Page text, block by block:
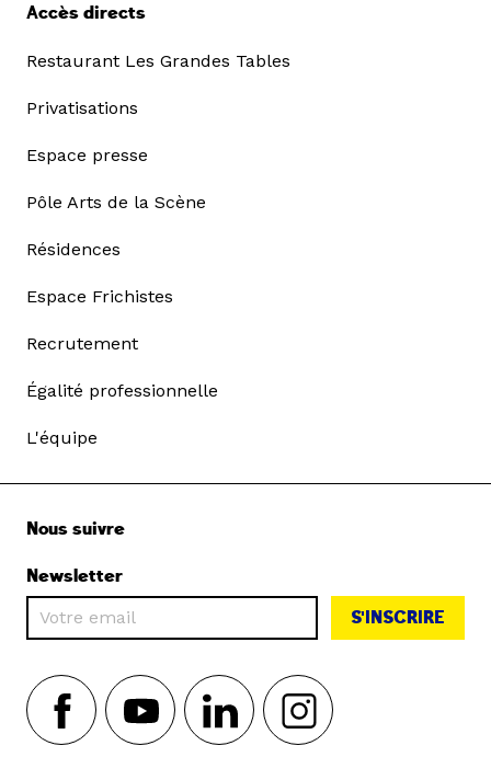
Accès directs
Restaurant Les Grandes Tables
Privatisations
Espace presse
Pôle Arts de la Scène
Résidences
Espace Frichistes
Recrutement
Égalité professionnelle
L'équipe
Nous suivre
Newsletter
S'INSCRIRE